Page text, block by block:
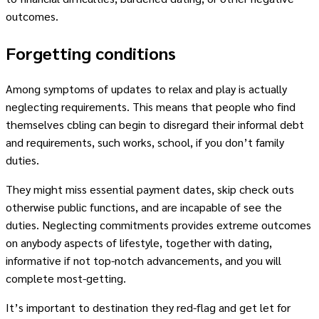
outcomes.
Forgetting conditions
Among symptoms of updates to relax and play is actually
neglecting requirements. This means that people who find
themselves cbling can begin to disregard their informal debt
and requirements, such works, school, if you don’t family
duties.
They might miss essential payment dates, skip check outs
otherwise public functions, and are incapable of see the
duties. Neglecting commitments provides extreme outcomes
on anybody aspects of lifestyle, together with dating,
informative if not top-notch advancements, and you will
complete most-getting.
It’s important to destination they red-flag and get let for